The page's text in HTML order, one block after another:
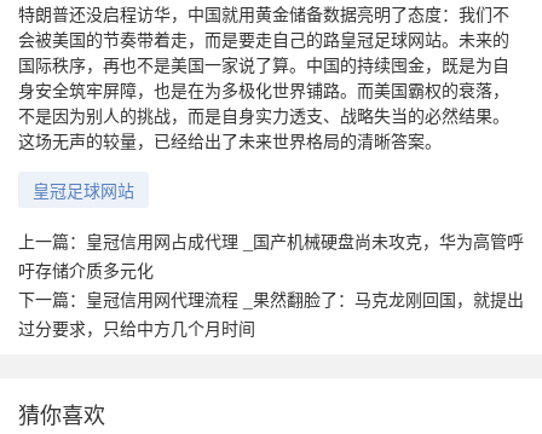
特朗普还没启程访华，中国就用黄金储备数据亮明了态度：我们不
会被美国的节奏带着走，而是要走自己的路皇冠足球网站。未来的
国际秩序，再也不是美国一家说了算。中国的持续囤金，既是为自
身安全筑牢屏障，也是在为多极化世界铺路。而美国霸权的衰落，
不是因为别人的挑战，而是自身实力透支、战略失当的必然结果。
这场无声的较量，已经给出了未来世界格局的清晰答案。
皇冠足球网站
上一篇： 皇冠信用网占成代理 _国产机械硬盘尚未攻克，华为高管呼
吁存储介质多元化
下一篇： 皇冠信用网代理流程 _果然翻脸了：马克龙刚回国，就提出
过分要求，只给中方几个月时间
猜你喜欢